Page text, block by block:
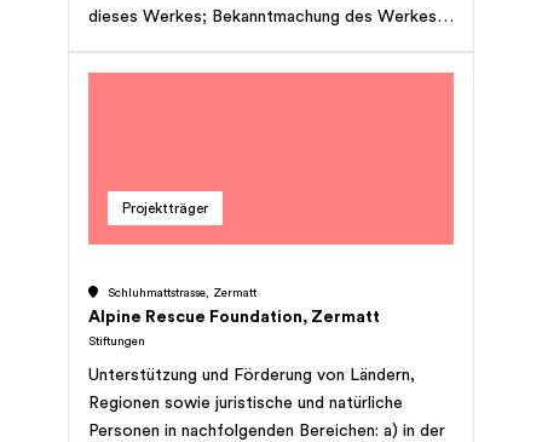
dieses Werkes; Bekanntmachung des Werkes
einheimischen Bevölkerung; einen Alfred
Projektträger
Schluhmattstrasse, Zermatt
Alpine Rescue Foundation, Zermatt
Stiftungen
Unterstützung und Förderung von Ländern,
Regionen sowie juristische und natürliche
Personen in nachfolgenden Bereichen: a) in der